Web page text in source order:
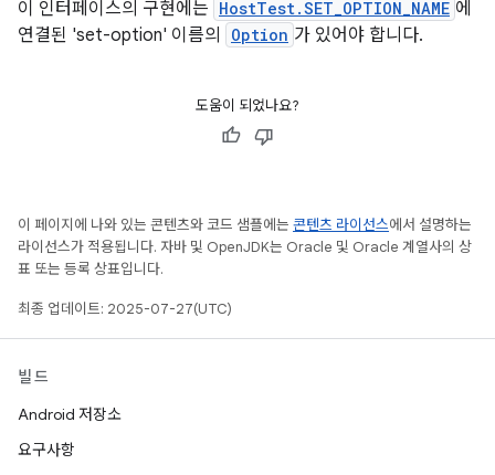
이 인터페이스의 구현에는 HostTest.SET_OPTION_NAME 에
연결된 'set-option' 이름의
Option 가 있어야 합니다.
도움이 되었나요?
이 페이지에 나와 있는 콘텐츠와 코드 샘플에는 콘텐츠 라이선스에서 설명하는
라이선스가 적용됩니다. 자바 및 OpenJDK는 Oracle 및 Oracle 계열사의 상
표 또는 등록 상표입니다.
최종 업데이트: 2025-07-27(UTC)
빌드
Android 저장소
요구사항